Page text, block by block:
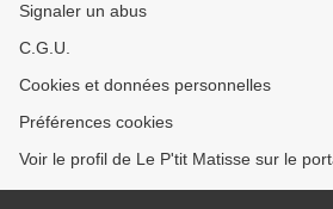
Signaler un abus
C.G.U.
Cookies et données personnelles
Préférences cookies
Voir le profil de Le P'tit Matisse sur le